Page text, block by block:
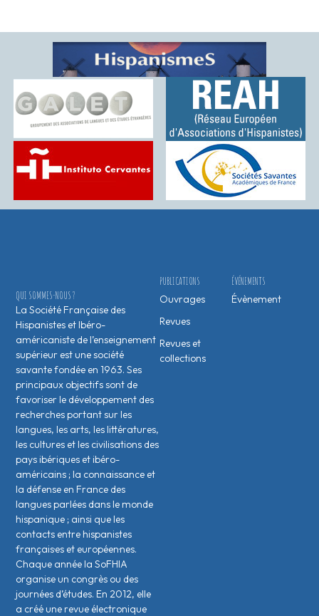
ÉVÉNEMENTS
Évènement
PUBLICATIONS
Ouvrages
Revues
Revues et
collections
QUI SOMMES-NOUS ?
La Société Française des
Hispanistes et Ibéro-
américaniste de l’enseignement
supérieur est une société
savante fondée en 1963. Ses
principaux objectifs sont de
favoriser le développement des
recherches portant sur les
langues, les arts, les littératures,
les cultures et les civilisations des
pays ibériques et ibéro-
américains ; la connaissance et
la défense en France des
langues parlées dans le monde
hispanique ; ainsi que les
contacts entre hispanistes
français·es et européen·nes.
Chaque année la SoFHIA
organise un congrès ou des
journées d’études. En 2012, elle
a créé une revue électronique